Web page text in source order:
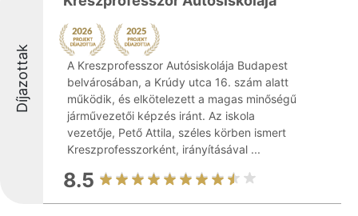
Díjazottak
A Kreszprofesszor Autósiskolája Budapest
belvárosában, a Krúdy utca 16. szám alatt
működik, és elkötelezett a magas minőségű
járművezetői képzés iránt. Az iskola
vezetője, Pető Attila, széles körben ismert
Kreszprofesszorként, irányításával ...
8.5